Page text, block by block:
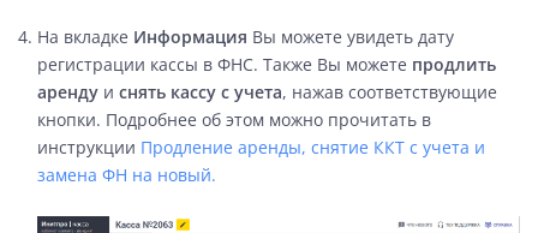
На вкладке Информация Вы можете увидеть дату
регистрации кассы в ФНС. Также Вы можете продлить
аренду и снять кассу с учета, нажав соответствующие
кнопки. Подробнее об этом можно прочитать в
инструкции Продление аренды, снятие ККТ с учета и
замена ФН на новый.